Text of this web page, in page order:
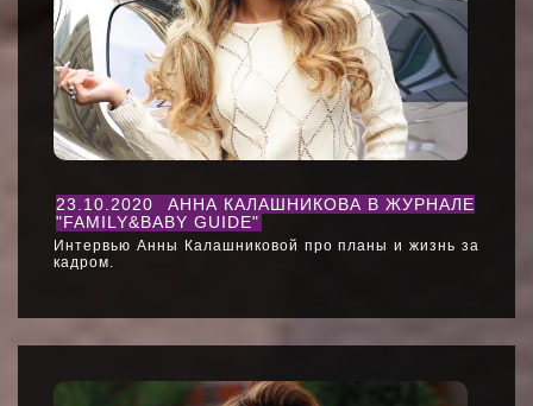
23.10.2020
АННА КАЛАШНИКОВА В ЖУРНАЛЕ
"FAMILY&BABY GUIDE"
Интервью Анны Калашниковой про планы и жизнь за
кадром.